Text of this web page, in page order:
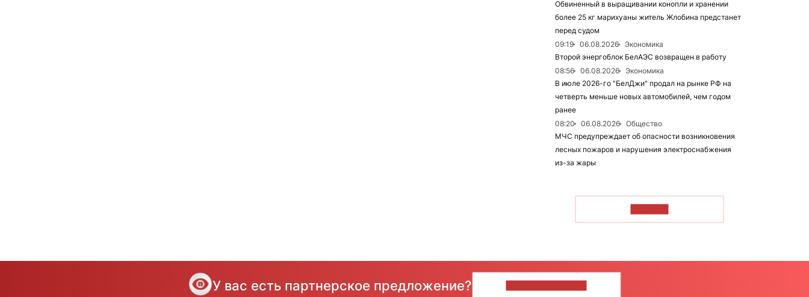
Обвиненный в выращивании конопли и хранении
более 25 кг марихуаны житель Жлобина предстанет
перед судом
09:19
06.08.2026
Экономика
Второй энергоблок БелАЭС возвращен в работу
08:56
06.08.2026
Экономика
В июле 2026-го "БелДжи" продал на рынке РФ на
четверть меньше новых автомобилей, чем годом
ранее
08:20
06.08.2026
Общество
МЧС предупреждает об опасности возникновения
лесных пожаров и нарушения электроснабжения
из-за жары
У вас есть партнерское предложение?